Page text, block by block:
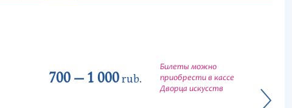
700 — 1 000rub.
Билеты можно
приобрести в кассе
Дворца искусств